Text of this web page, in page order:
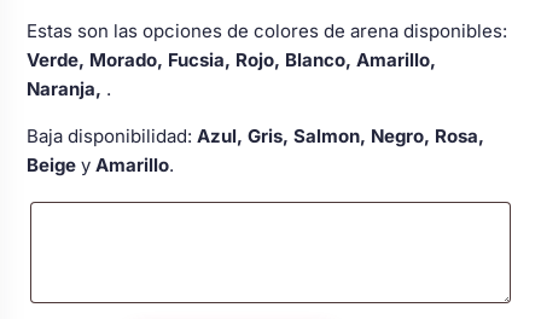
Estas son las opciones de colores de arena disponibles:
Verde, Morado, Fucsia, Rojo, Blanco, Amarillo,
Naranja, .
Baja disponibilidad: Azul, Gris, Salmon, Negro, Rosa,
Beige y Amarillo.